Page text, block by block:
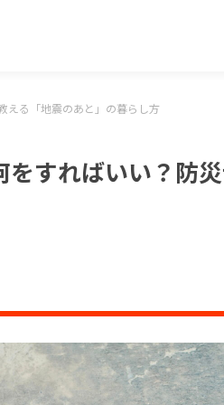
える「地震のあと」の暮らし方
をすればいい？防